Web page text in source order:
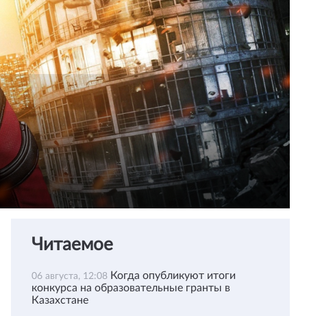
Читаемое
06 августа, 12:08 Когда опубликуют итоги
конкурса на образовательные гранты в
Казахстане